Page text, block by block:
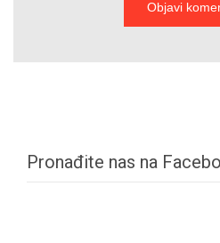
Pronađite nas na